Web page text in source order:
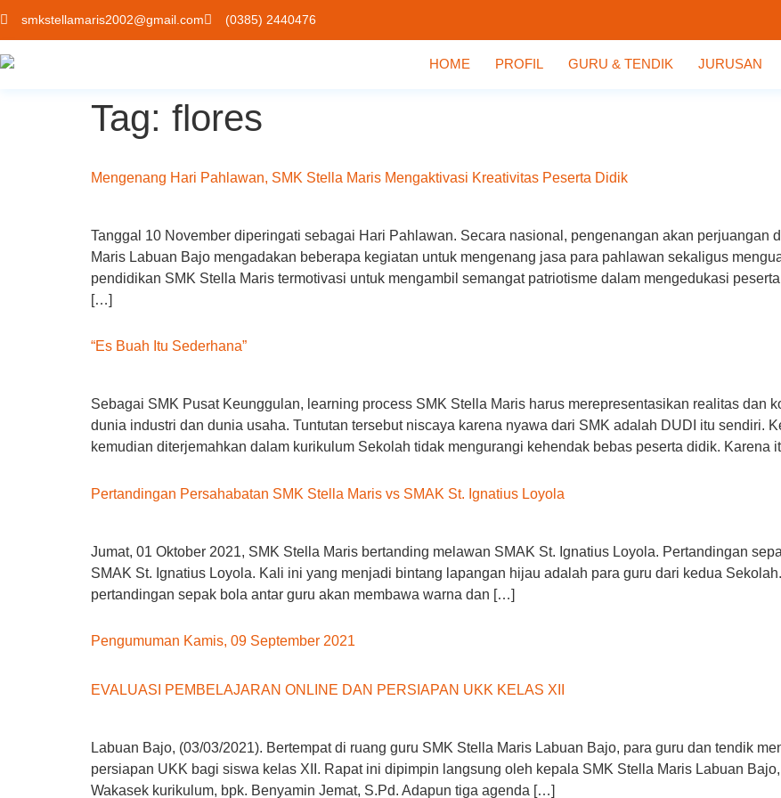
smkstellamaris2002@gmail.com (0385) 2440476
HOME PROFIL GURU & TENDIK JURUSAN
Tag: flores
Mengenang Hari Pahlawan, SMK Stella Maris Mengaktivasi Kreativitas Peserta Didik
Tanggal 10 November diperingati sebagai Hari Pahlawan. Secara nasional, pengenangan akan perjuangan
Maris Labuan Bajo mengadakan beberapa kegiatan untuk mengenang jasa para pahlawan sekaligus
pendidikan SMK Stella Maris termotivasi untuk mengambil semangat patriotisme dalam mengedukasi
[…]
“Es Buah Itu Sederhana”
Sebagai SMK Pusat Keunggulan, learning process SMK Stella Maris harus merepresentasikan realitas dan
dunia industri dan dunia usaha. Tuntutan tersebut niscaya karena nyawa dari SMK adalah DUDI itu sendiri.
kemudian diterjemahkan dalam kurikulum Sekolah tidak mengurangi kehendak bebas peserta didik. Karena
Pertandingan Persahabatan SMK Stella Maris vs SMAK St. Ignatius Loyola
Jumat, 01 Oktober 2021, SMK Stella Maris bertanding melawan SMAK St. Ignatius Loyola. Pertandingan
SMAK St. Ignatius Loyola. Kali ini yang menjadi bintang lapangan hijau adalah para guru dari kedua
pertandingan sepak bola antar guru akan membawa warna dan […]
Pengumuman Kamis, 09 September 2021
EVALUASI PEMBELAJARAN ONLINE DAN PERSIAPAN UKK KELAS XII
Labuan Bajo, (03/03/2021). Bertempat di ruang guru SMK Stella Maris Labuan Bajo, para guru dan tendik
persiapan UKK bagi siswa kelas XII. Rapat ini dipimpin langsung oleh kepala SMK Stella Maris Labuan
Wakasek kurikulum, bpk. Benyamin Jemat, S.Pd. Adapun tiga agenda […]